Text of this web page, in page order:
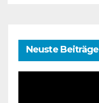
Neuste Beiträge